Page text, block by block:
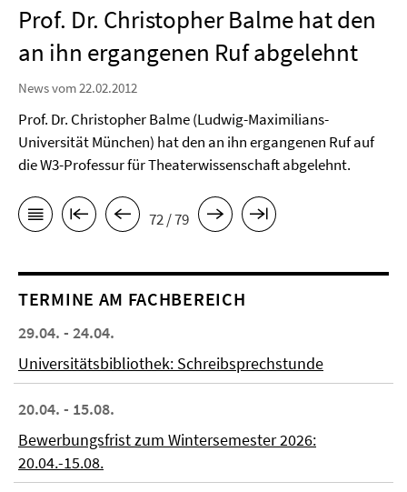
Prof. Dr. Christopher Balme hat den
an ihn ergangenen Ruf abgelehnt
News vom 22.02.2012
Prof. Dr. Christopher Balme (Ludwig-Maximilians-
Universität München) hat den an ihn ergangenen Ruf auf
die W3-Professur für Theaterwissenschaft abgelehnt.
72 / 79
TERMINE AM FACHBEREICH
29.04. - 24.04.
Universitätsbibliothek: Schreibsprechstunde
20.04. - 15.08.
Bewerbungsfrist zum Wintersemester 2026:
20.04.-15.08.